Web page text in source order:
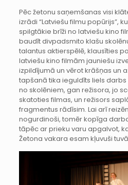
Pēc žetonu saņemšanas visi
izrādi “Latviešu filmu popūrijs”,
spilgtākie brīži no latviešu kino
baudīt divpadsmito klašu
talantus aktierspēlē, klausīties
latviešu kino filmām jauniešu
izpildījumā un vērot krāšņas un
tapšanā tika ieguldīts liels
no skolēniem, gan režisora, jo
skatoties filmas, un režisors
fragmentus rādīsim. Lai arī
nogurdinoši, tomēr kopīga
tāpēc ar prieku varu apgalvot,
Žetona vakara esam kļuvuši